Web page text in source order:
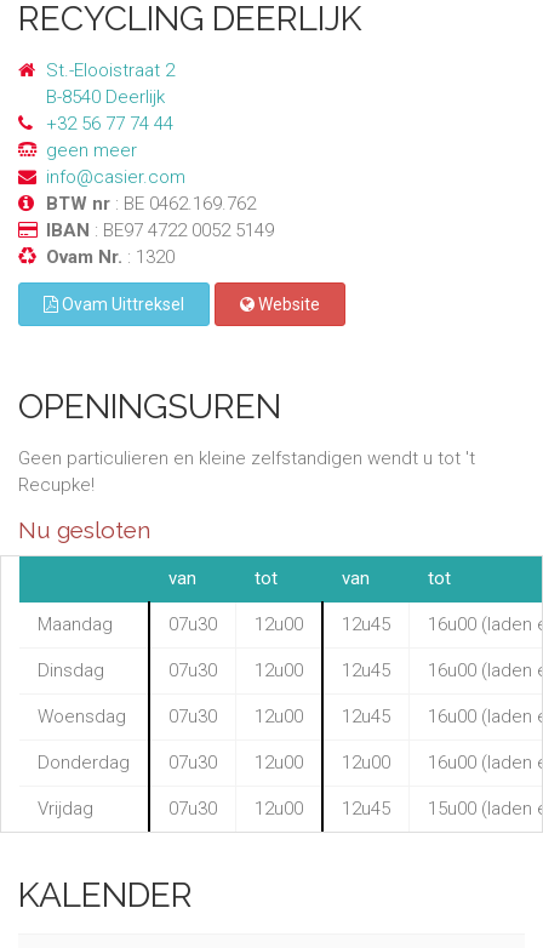
RECYCLING DEERLIJK
St.-Elooistraat 2
B-8540 Deerlijk
+32 56 77 74 44
geen meer
info@casier.com
BTW nr : BE 0462.169.762
IBAN : BE97 4722 0052 5149
Ovam Nr. : 1320
Ovam Uittreksel Website
OPENINGSUREN
Geen particulieren en kleine zelfstandigen wendt u tot 't
Recupke!
Nu gesloten
van tot van tot
Maandag 07u30 12u00 12u45 16u00 (laden
Dinsdag 07u30 12u00 12u45 16u00 (laden
Woensdag 07u30 12u00 12u45 16u00 (laden
Donderdag 07u30 12u00 12u00 16u00 (laden
Vrijdag 07u30 12u00 12u45 15u00 (laden
KALENDER